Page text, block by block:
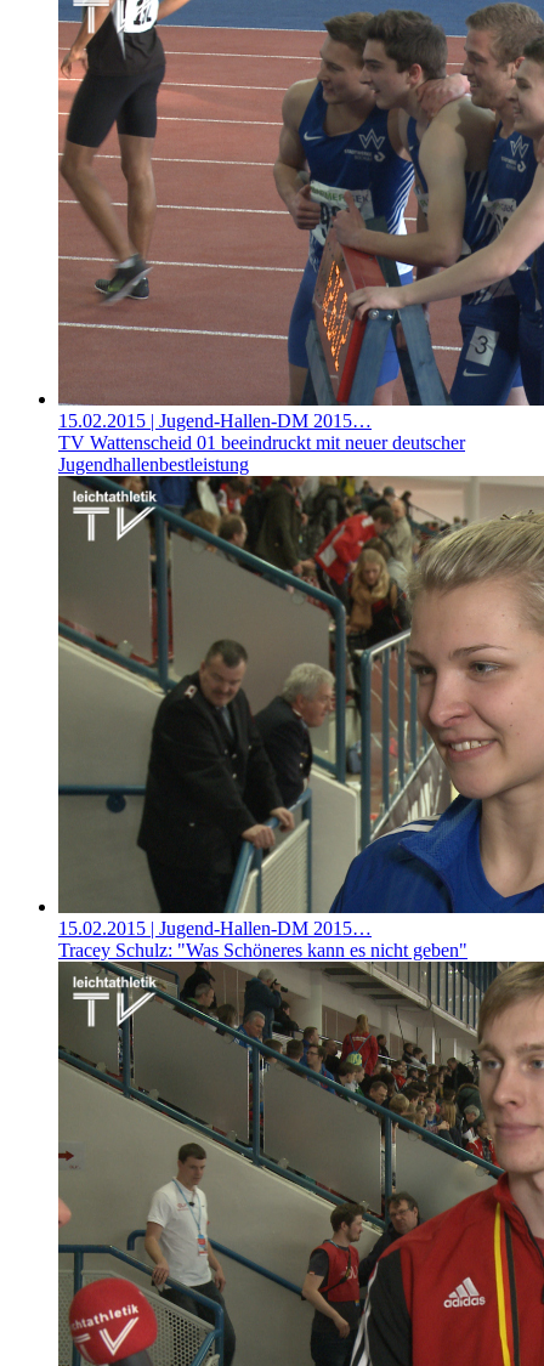
15.02.2015 | Jugend-Hallen-DM 2015…
TV Wattenscheid 01 beeindruckt mit neuer deutscher
Jugendhallenbestleistung
15.02.2015 | Jugend-Hallen-DM 2015…
Tracey Schulz: "Was Schöneres kann es nicht geben"